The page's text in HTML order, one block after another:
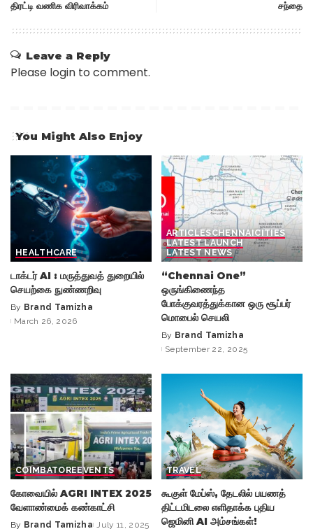
திரட்டி வணிக விரிவாக்கம்
சந்தை
Leave a Reply
Please login to comment.
You Might Also Enjoy
HEALTHCARE
டாக்டர் AI : மருத்துவத் துறையில்
செயற்கை நுண்ணறிவு
Posted
by
By Brand Tamizha
March 26, 2026
ARTICLESCHENNAICITIES
LATEST LAUNCH
LATEST NEWS
“Chennai One”
ஒருங்கிணைந்த
போக்குவரத்துக்கான ஒரு சூப்பர்
மொபைல் செயலி
Posted
by
By Brand Tamizha
September 22, 2025
COIMBATOREEVENTS
கோவையில் AGRI INTEX 2025
வேளாண்மைக் கண்காட்சி
By Brand Tamizha July 11, 2025
TRAVEL
கூகுள் மேப்ஸ், தேடலில் பயணத்
திட்டமிடலை எளிதாக்க புதிய
ஜெமினி AI அம்சங்கள்!